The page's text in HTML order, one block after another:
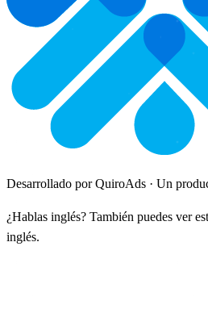
Desarrollado por QuiroAds · Un
¿Hablas inglés? También puedes ver
inglés.